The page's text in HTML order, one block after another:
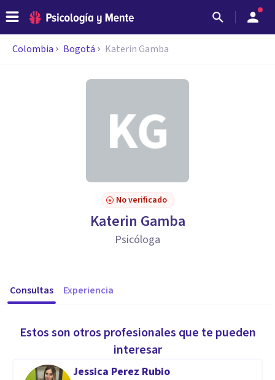
Colombia Bogotá Katerin Gamba
No verificado
Katerin Gamba
Psicóloga
Consultas Experiencia
Estos son otros profesionales que te pueden
interesar
Jessica Perez Rubio